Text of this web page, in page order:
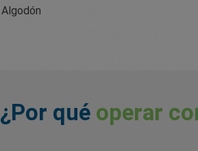
Algodón
¿Por qué operar